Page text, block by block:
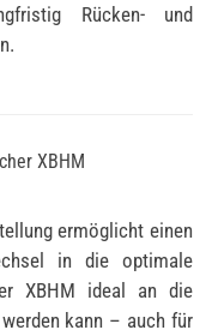
Rücken- und
XBHM
ermöglicht einen
in die optimale
XBHM ideal an die
kann – auch für